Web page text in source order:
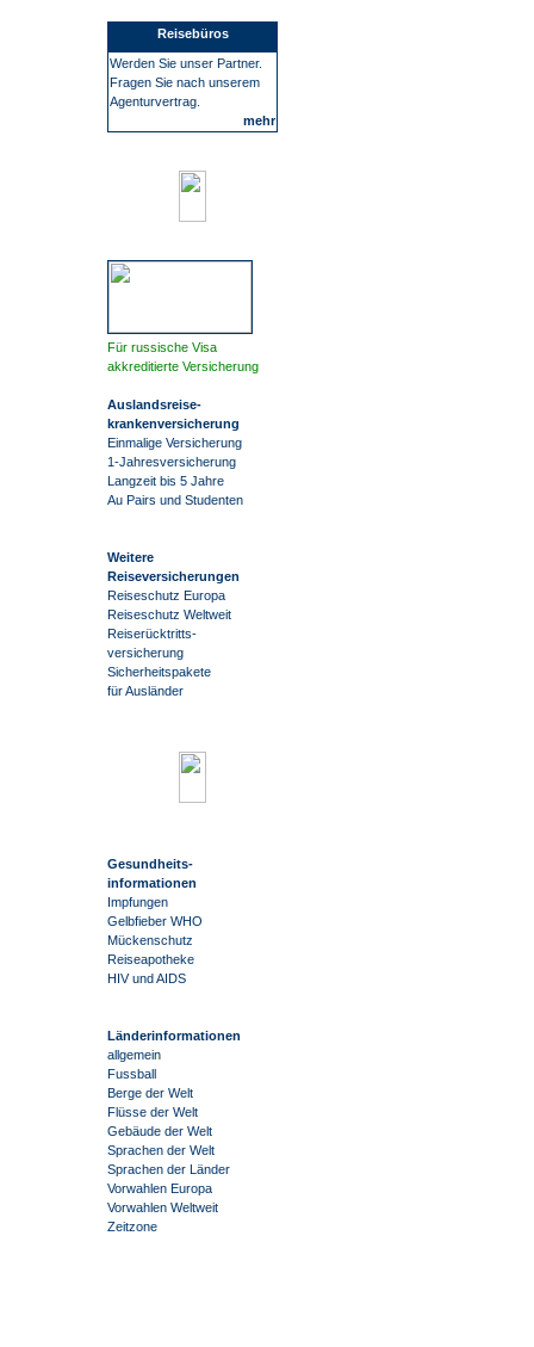
Reisebüros
Werden Sie unser Partner.
Fragen Sie nach unserem
Agenturvertrag.
mehr
Für russische Visa
akkreditierte Versicherung
Auslandsreise-
krankenversicherung
Einmalige Versicherung
1-Jahresversicherung
Langzeit bis 5 Jahre
Au Pairs und Studenten
Weitere
Reiseversicherungen
Reiseschutz Europa
Reiseschutz Weltweit
Reiserücktritts-
versicherung
Sicherheitspakete
für Ausländer
Gesundheits-
informationen
Impfungen
Gelbfieber WHO
Mückenschutz
Reiseapotheke
HIV und AIDS
Länderinformationen
allgemein
Fussball
Berge der Welt
Flüsse der Welt
Gebäude der Welt
Sprachen der Welt
Sprachen der Länder
Vorwahlen Europa
Vorwahlen Weltweit
Zeitzone